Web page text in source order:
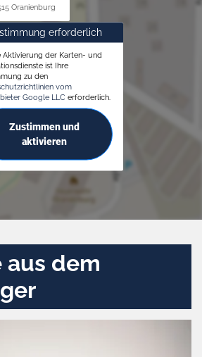
Oranienburg
erforderlich
Aktivierung der Karten- und
ist Ihre
zu den
vom
Google LLC erforderlich.
Zustimmen und
aktivieren
aus dem